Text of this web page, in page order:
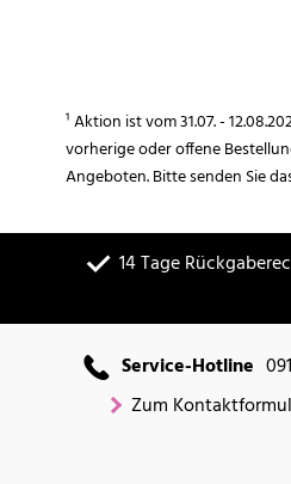
¹ Aktion ist vom 31.07. -
vorherige oder offene
Angeboten. Bitte senden Sie
14 Tage
Service-Hotline
Zum